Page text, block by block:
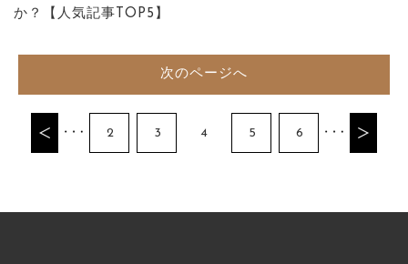
か？【人気記事TOP5】
次のページへ
2 3 4 5 6